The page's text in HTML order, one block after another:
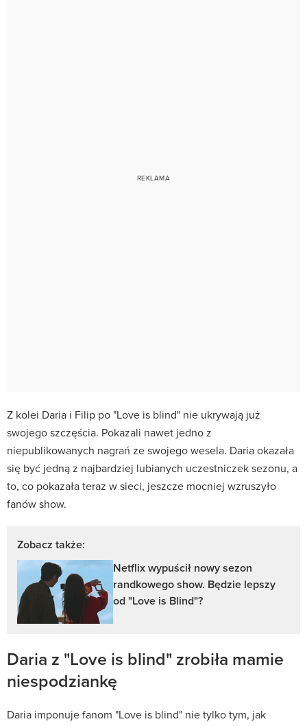
Z kolei Daria i Filip po "Love is blind" nie ukrywają już
swojego szczęścia. Pokazali nawet jedno z
niepublikowanych nagrań ze swojego wesela. Daria okazała
się być jedną z najbardziej lubianych uczestniczek sezonu, a
to, co pokazała teraz w sieci, jeszcze mocniej wzruszyło
fanów show.
Zobacz także:
Netflix wypuścił nowy sezon
randkowego show. Będzie lepszy
od "Love is Blind"?
Daria z "Love is blind" zrobiła mamie
niespodziankę
Daria imponuje fanom "Love is blind" nie tylko tym, jak